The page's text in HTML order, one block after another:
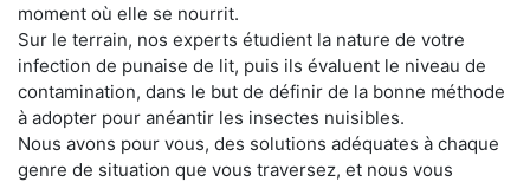
moment où elle se nourrit.
Sur le terrain, nos experts étudient la nature de votre
infection de punaise de lit, puis ils évaluent le niveau de
contamination, dans le but de définir de la bonne méthode
à adopter pour anéantir les insectes nuisibles.
Nous avons pour vous, des solutions adéquates à chaque
genre de situation que vous traversez, et nous vous